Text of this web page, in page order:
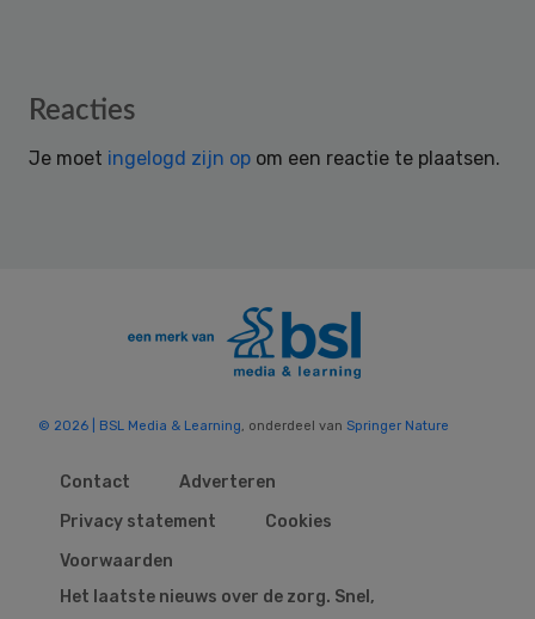
Reader
Reacties
Je moet ingelogd zijn op om een reactie te plaatsen.
© 2026 | BSL Media & Learning, onderdeel van Springer Nature
Contact
Adverteren
Privacy statement
Cookies
Voorwaarden
Het laatste nieuws over de zorg. Snel,